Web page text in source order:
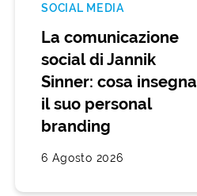
SOCIAL MEDIA
La comunicazione
social di Jannik
Sinner: cosa insegna
il suo personal
branding
6 Agosto 2026